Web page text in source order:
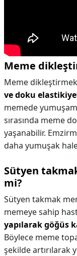
Meme
Meme dikleştirmek
ve doku
memede
sırasında meme
yaşanabilir.
daha yumuşak
Sütyen
mi?
Sütyen takmak
memeye sahip
yapılarak göğüs
Böylece meme
şekilde artırılarak